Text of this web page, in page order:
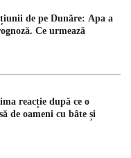
de pe Dunăre: Apa a
Ce urmează
reacție după ce o
de oameni cu bâte și